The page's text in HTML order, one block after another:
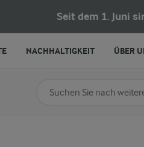
Seit dem 1. Juni
Nach Kategorie suchen
NACHHALTIGKEIT ÜBER